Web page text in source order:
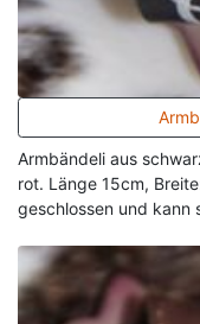
Armbändeli aus
rot. Länge 15cm,
geschlossen und kann